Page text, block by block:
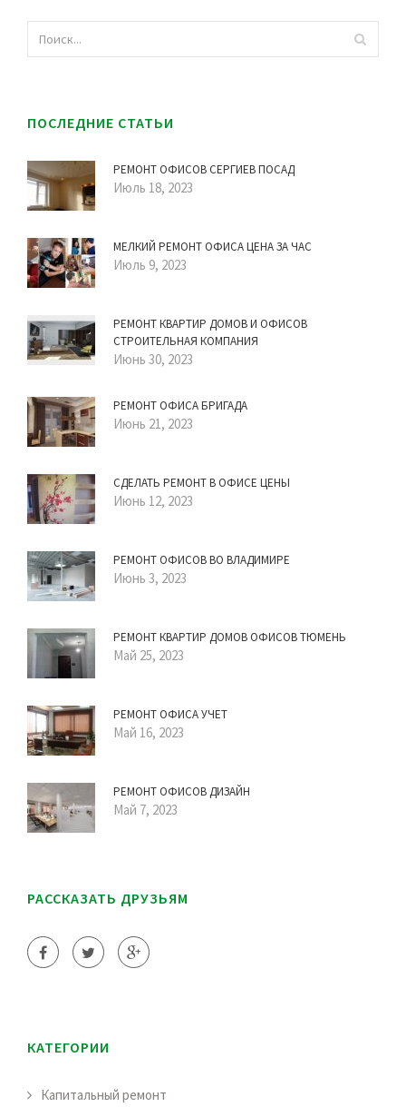
ПОСЛЕДНИЕ СТАТЬИ
РЕМОНТ ОФИСОВ СЕРГИЕВ ПОСАД
Июль 18, 2023
МЕЛКИЙ РЕМОНТ ОФИСА ЦЕНА ЗА ЧАС
Июль 9, 2023
РЕМОНТ КВАРТИР ДОМОВ И ОФИСОВ
СТРОИТЕЛЬНАЯ КОМПАНИЯ
Июнь 30, 2023
РЕМОНТ ОФИСА БРИГАДА
Июнь 21, 2023
СДЕЛАТЬ РЕМОНТ В ОФИСЕ ЦЕНЫ
Июнь 12, 2023
РЕМОНТ ОФИСОВ ВО ВЛАДИМИРЕ
Июнь 3, 2023
РЕМОНТ КВАРТИР ДОМОВ ОФИСОВ ТЮМЕНЬ
Май 25, 2023
РЕМОНТ ОФИСА УЧЕТ
Май 16, 2023
РЕМОНТ ОФИСОВ ДИЗАЙН
Май 7, 2023
РАССКАЗАТЬ ДРУЗЬЯМ
КАТЕГОРИИ
Капитальный ремонт